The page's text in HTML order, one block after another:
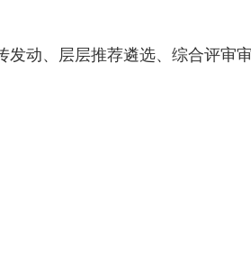
动、层层推荐遴选、综合评